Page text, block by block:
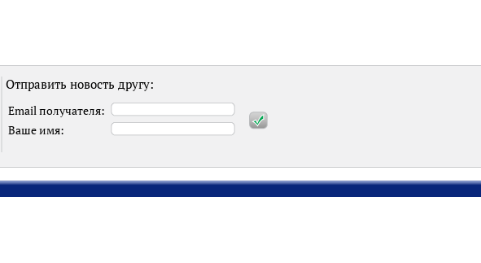
Отправить новость другу:
Email получателя:
Ваше имя: